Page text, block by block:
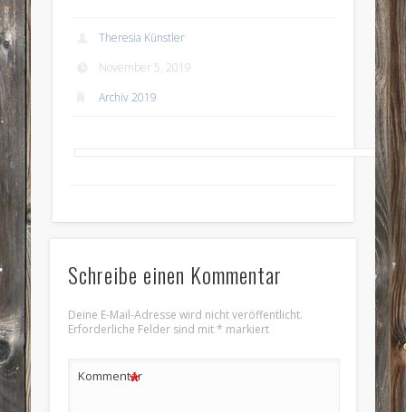
Theresia Künstler
November 5, 2019
Archiv 2019
Schreibe einen Kommentar
Deine E-Mail-Adresse wird nicht veröffentlicht.
Erforderliche Felder sind mit* markiert
Kommentar
*